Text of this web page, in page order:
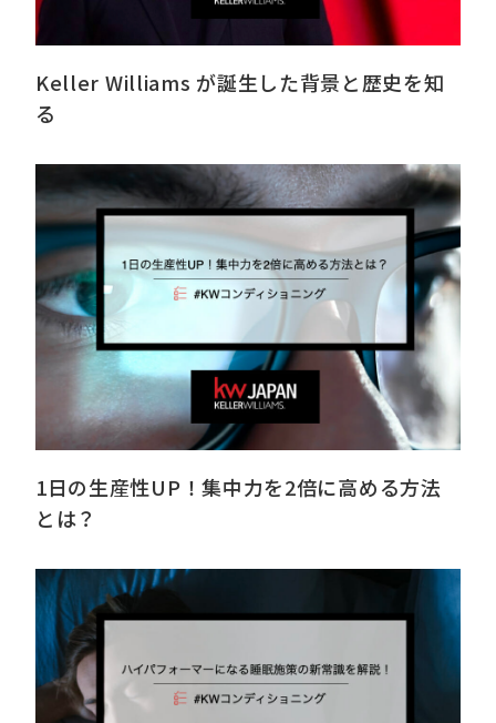
Keller Williams が誕生した背景と歴史を知
る
1日の生産性UP！集中力を2倍に高める方法
とは？